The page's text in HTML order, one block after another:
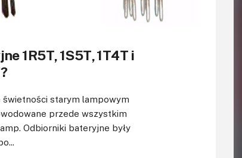
1R5T, 1S5T, 1T4T i
starym lampowym
przede wszystkim
Odbiorniki bateryjne były